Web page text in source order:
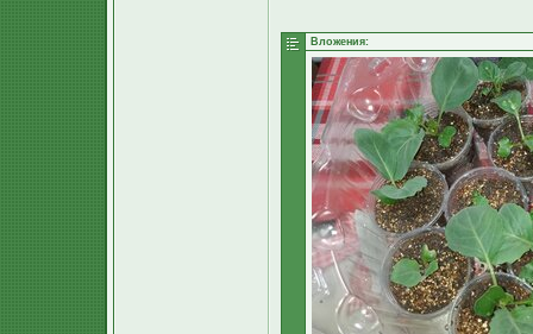
Вложения: